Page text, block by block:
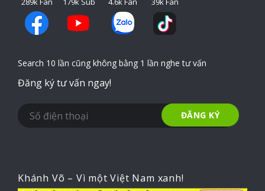
Search 10 lần cũng không bằng 1 lần nghe tư vấn
Đăng ký tư vấn ngay!
Khánh Võ – Vì một Việt Nam xanh!